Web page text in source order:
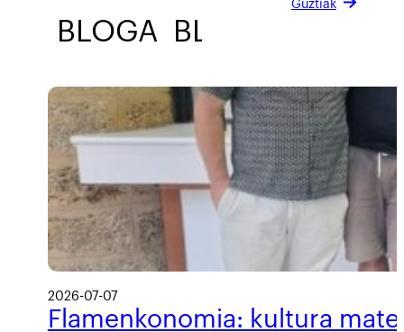
BLOGA BLOGA
Guztiak
2026-07-07
Flamenkonomia: kultura